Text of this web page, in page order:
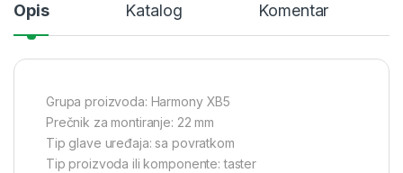
Opis Katalog Komentar
Grupa proizvoda: Harmony XB5
Prečnik za montiranje: 22 mm
Tip glave uređaja: sa povratkom
Tip proizvoda ili komponente: taster